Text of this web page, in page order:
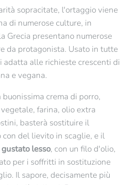
sopracitate, l'ortaggio viene
di numerose culture, in
Grecia presentano numerose
da protagonista. Usato in tutte
adatta alle richieste crescenti di
e vegana.
crema di porro,
farina, olio extra
basterà sostituire il
del lievito in scaglie, e il
lesso, con un filo d'olio,
per i soffritti in sostituzione
Il sapore, decisamente più